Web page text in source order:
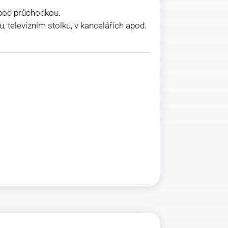
průchodkou.
televizním stolku, v kancelářích apod.